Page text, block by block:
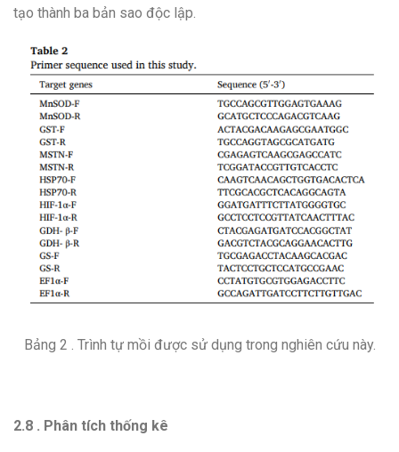
tạo thành ba bản sao độc lập.
Bảng 2 . Trình tự mồi được sử dụng trong nghiên cứu này.
2.8 . Phân tích thống kê